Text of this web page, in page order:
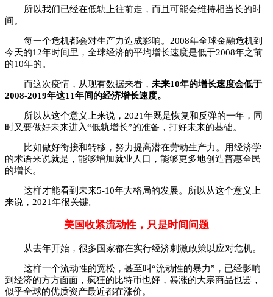
所以我们已经在低轨上往前走，而且可能会维持相当长的时
间。
每一个危机都会对生产力造成影响。2008年全球金融危机到
今天的12年时间里，全球经济的平均增长速度是低于2008年之前
的10年的。
而这次疫情，从现有数据来看， 未来10年的增长速度会低于
2008-2019年这11年间的经济增长速度。
所以从这个意义上来说，2021年既是恢复和反弹的一年，同
时又要做好未来进入“低轨增长”的准备，打好未来的基础。
比如做好衔接和转移，努力提高潜在劳动生产力。用经济学
的术语来说就是，能够增加就业人口，能够更多地创造普惠全民
的增长。
这样才能看到未来5-10年大格局的发展。所以从这个意义上
来说，2021年很关键。
美国收紧流动性，只是时间问题
从去年开始，很多国家都在实行经济刺激政策以应对危机。
这样一个流动性的宽松，甚至叫“流动性的暴力”，已经影响
到经济的方方面面，疯狂的比特币也好，暴涨的大宗商品也罢，
似乎全球的优质资产最近都在涨价。